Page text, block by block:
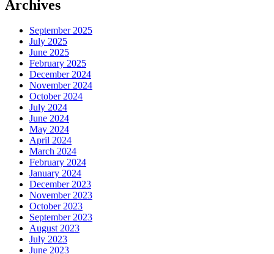
Archives
September 2025
July 2025
June 2025
February 2025
December 2024
November 2024
October 2024
July 2024
June 2024
May 2024
April 2024
March 2024
February 2024
January 2024
December 2023
November 2023
October 2023
September 2023
August 2023
July 2023
June 2023